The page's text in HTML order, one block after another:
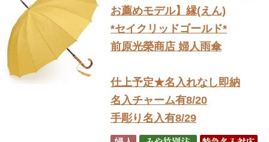
お薦めモデル】縁(えん)
*セイクリッドゴールド*
前原光榮商店 婦人雨傘
仕上予定★名入れなし即納
名入チャーム有8/20
手彫り名入有8/29